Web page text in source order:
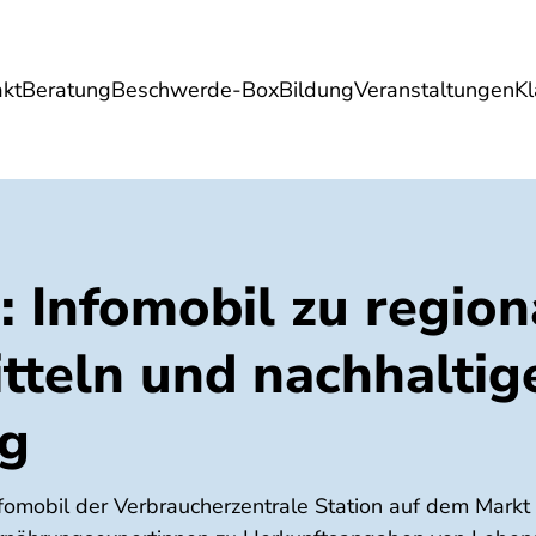
BeratungBeschwerde-BoxBildungVeranstaltungen
Umwelt Gesundheit Energie
Infomobil zu
und
der Verbraucherzentrale Station auf dem